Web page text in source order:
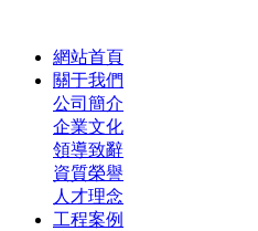
網站首頁
關于我們
公司簡介
企業文化
領導致辭
資質榮譽
人才理念
工程案例